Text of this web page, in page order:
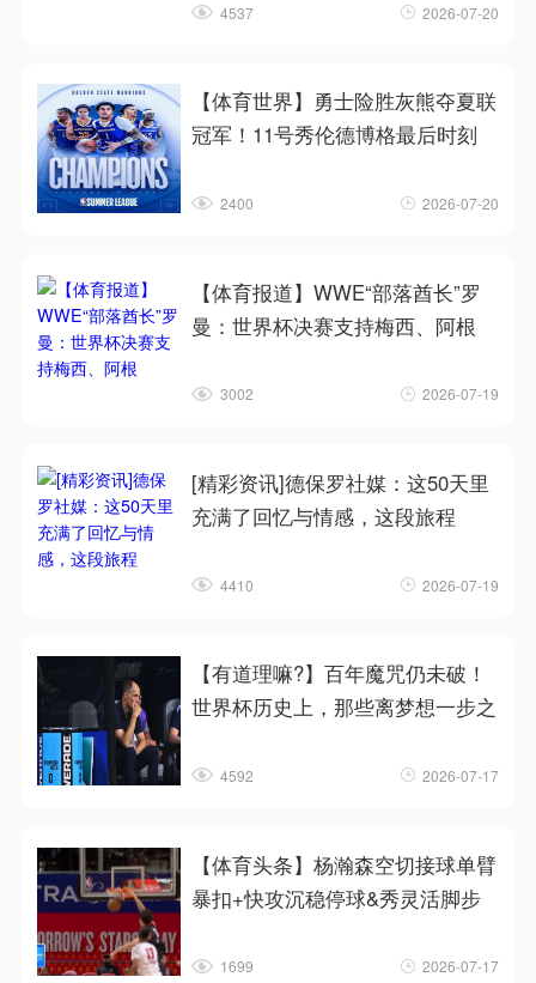
4537 2026-07-20
【体育世界】勇士险胜灰熊夺夏联
冠军！11号秀伦德博格最后时刻
2400 2026-07-20
【体育报道】WWE“部落酋长”罗
曼：世界杯决赛支持梅西、阿根
3002 2026-07-19
[精彩资讯]德保罗社媒：这50天里
充满了回忆与情感，这段旅程
4410 2026-07-19
【有道理嘛?】百年魔咒仍未破！
世界杯历史上，那些离梦想一步之
4592 2026-07-17
【体育头条】杨瀚森空切接球单臂
暴扣+快攻沉稳停球&秀灵活脚步
1699 2026-07-17